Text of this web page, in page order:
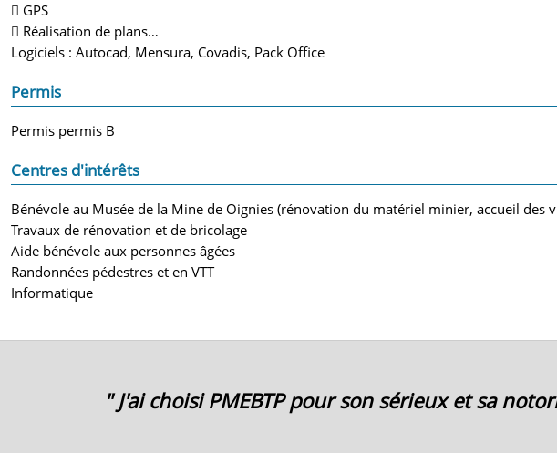
 GPS
 Réalisation de plans…
Logiciels : Autocad, Mensura, Covadis, Pack Office
Permis
Permis permis B
Centres d'intérêts
Bénévole au Musée de la Mine de Oignies (rénovation du matériel minier, accueil des
Travaux de rénovation et de bricolage
Aide bénévole aux personnes âgées
Randonnées pédestres et en VTT
Informatique
" J'ai choisi PMEBTP pour son sérieux et sa